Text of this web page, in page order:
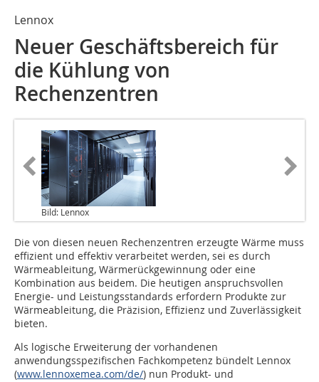
Lennox
Neuer Geschäftsbereich für
die Kühlung von
Rechenzentren
Bild: Lennox
Die von diesen neuen Rechenzentren erzeugte Wärme muss
effizient und effektiv verarbeitet werden, sei es durch
Wärmeableitung, Wärmerückgewinnung oder eine
Kombination aus beidem. Die heutigen anspruchsvollen
Energie- und Leistungsstandards erfordern Produkte zur
Wärmeableitung, die Präzision, Effizienz und Zuverlässigkeit
bieten.
Als logische Erweiterung der vorhandenen
anwendungsspezifischen Fachkompetenz bündelt Lennox
(www.lennoxemea.com/de/) nun Produkt- und